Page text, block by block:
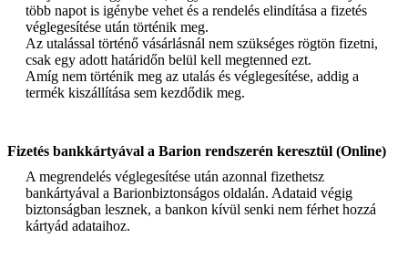
több napot is igénybe vehet és a rendelés elindítása a fizetés
véglegesítése után történik meg.
Az utalással történő vásárlásnál nem szükséges rögtön fizetni,
csak egy adott határidőn belül kell megtenned ezt.
Amíg nem történik meg az utalás és véglegesítése, addig a
termék kiszállítása sem kezdődik meg.
Fizetés bankkártyával a Barion rendszerén keresztül (Online)
A megrendelés véglegesítése után azonnal fizethetsz
bankártyával a Barionbiztonságos oldalán. Adataid végig
biztonságban lesznek, a bankon kívül senki nem férhet hozzá
kártyád adataihoz.